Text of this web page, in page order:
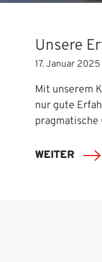
Unsere
17. Januar 2025
Mit unserem
nur gute
pragmatische
WEITER